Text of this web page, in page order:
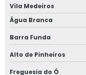
Janela de alumínio
Janela de alumínio
Janela de alumínio
Vila Medeiros
Água Branca
Barra Funda
Alto de Pinheiros
Freguesia do Ó